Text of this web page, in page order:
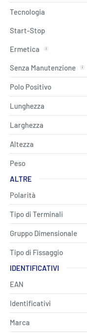
Tecnologia
Start-Stop
Ermetica
Senza Manutenzione
Polo Positivo
Lunghezza
Larghezza
Altezza
Peso
ALTRE
Polarità
Tipo di Terminali
Gruppo Dimensionale
Tipo di Fissaggio
IDENTIFICATIVI
EAN
Identificativi
Marca